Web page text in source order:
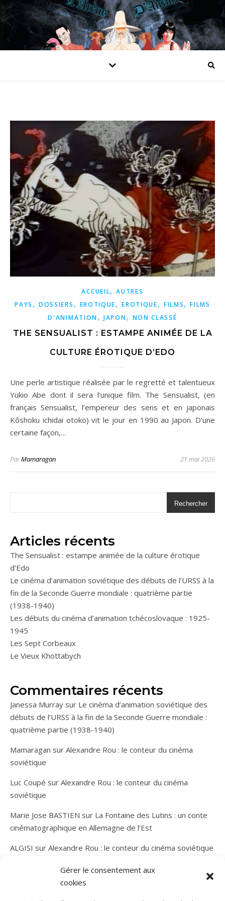
Gérer le consentement aux
cookies
ACCUEIL,AUTRES
PAYS , DOSSIERS , EROTIQUE,EROTIQUE, FILMS,FILMS
D'ANIMATION,JAPON, NON CLASSÉ
THE SENSUALIST : ESTAMPE ANIMÉE DE LA
CULTURE ÉROTIQUE D’EDO
Une perle artistique réalisée par le regretté et talentueux
Yukio Abe dont il sera l’unique film. The Sensualist, (en
français Sensualist, l’empereur des sens et en japonais
Kôshoku ichidai otoko) vit le jour en 1990 au Japon. D’une
certaine façon,…
ParMamaragan 21 mai 2026
Rechercher
Articles récents
The Sensualist : estampe animée de la culture érotique
d’Edo
Le cinéma d’animation soviétique des débuts de l’URSS à la
fin de la Seconde Guerre mondiale : quatrième partie
(1938-1940)
Les débuts du cinéma d’animation tchécoslovaque : 1925-
1945
Les Sept Corbeaux
Le Vieux Khottabych
Commentaires récents
Janessa Murray sur Le cinéma d’animation soviétique des
débuts de l’URSS à la fin de la Seconde Guerre mondiale :
quatrième partie (1938-1940)
Mamaragan sur Alexandre Rou : le conteur du cinéma
soviétique
Luc Coupé sur Alexandre Rou : le conteur du cinéma
soviétique
Marie Jose BASTIEN sur La Fontaine des Lutins : un conte
cinématographique en Allemagne de l’Est
ALGISI sur Alexandre Rou : le conteur du cinéma soviétique